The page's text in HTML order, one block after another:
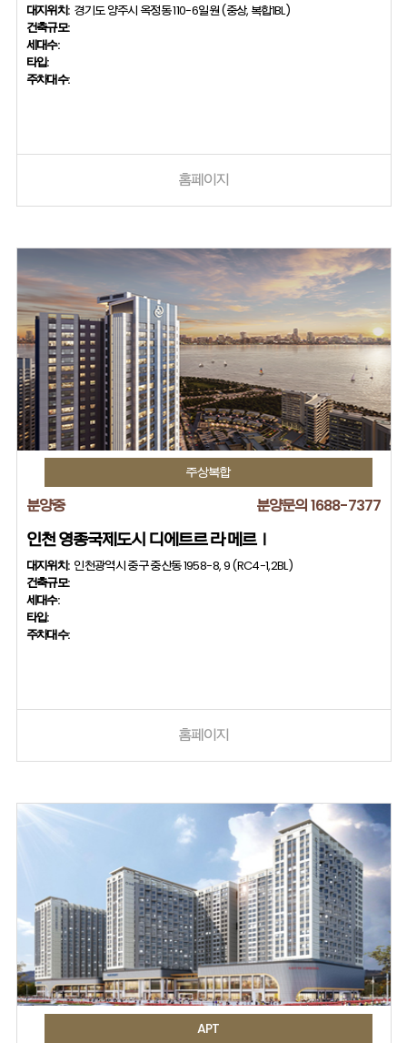
대지위치: 경기도 양주시 옥정동 110-6일원 (중상, 복합1BL)
건축규모:
세대수:
타입:
주차대수:
홈페이지
주상복합
분양중 분양문의 1688-7377
인천 영종국제도시 디에트르 라 메르Ⅰ
대지위치: 인천광역시 중구 중산동 1958-8, 9 (RC4-1,2BL)
건축규모:
세대수:
타입:
주차대수:
홈페이지
APT